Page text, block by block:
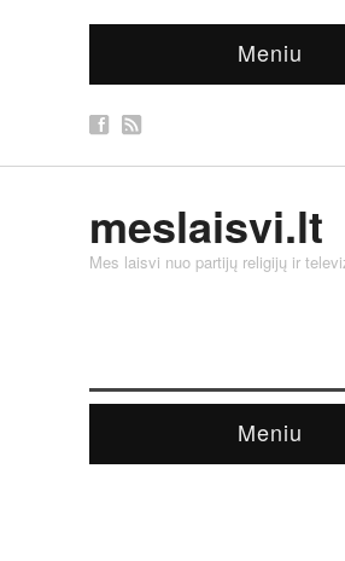
Meniu
meslaisvi.lt
Mes laisvi nuo partijų religijų ir
Meniu